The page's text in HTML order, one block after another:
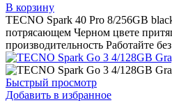
В корзину
TECNO Spark 40 Pro 8/256GB
потрясающем Черном цвете
производительность Работайте
Быстрый просмотр
Добавить в избранное